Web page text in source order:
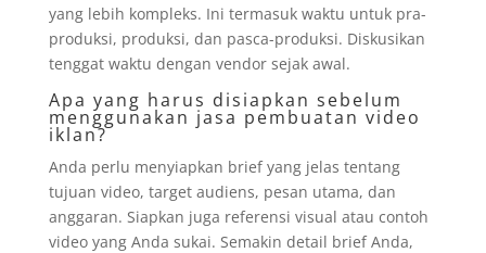
yang lebih kompleks. Ini termasuk waktu untuk pra-
produksi, produksi, dan pasca-produksi. Diskusikan
tenggat waktu dengan vendor sejak awal.
Apa yang harus disiapkan sebelum
menggunakan jasa pembuatan video
iklan?
Anda perlu menyiapkan brief yang jelas tentang
tujuan video, target audiens, pesan utama, dan
anggaran. Siapkan juga referensi visual atau contoh
video yang Anda sukai. Semakin detail brief Anda,